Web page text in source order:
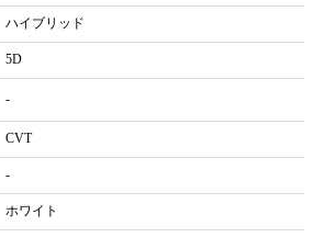
ハイブリッド
5D
-
CVT
-
ホワイト